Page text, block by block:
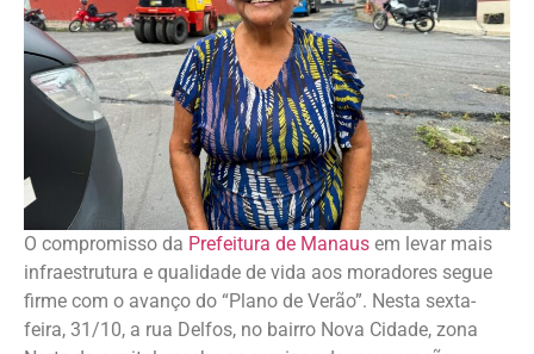
O compromisso da Prefeitura de Manaus em levar mais
infraestrutura e qualidade de vida aos moradores segue
firme com o avanço do “Plano de Verão”. Nesta sexta-
feira, 31/10, a rua Delfos, no bairro Nova Cidade, zona